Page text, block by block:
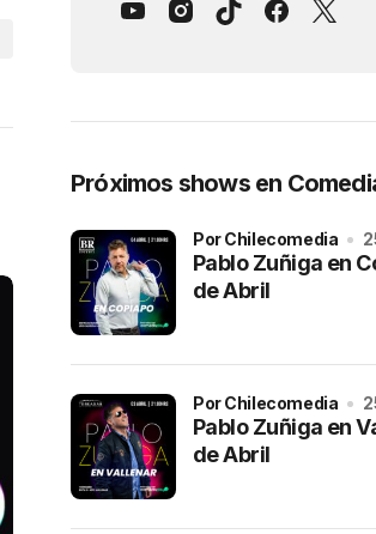
Próximos shows en
Pablo Zuñiga en
de Abril
por Chilecomedia
Pablo Zuñiga en
de Abril
por Chilecomedia